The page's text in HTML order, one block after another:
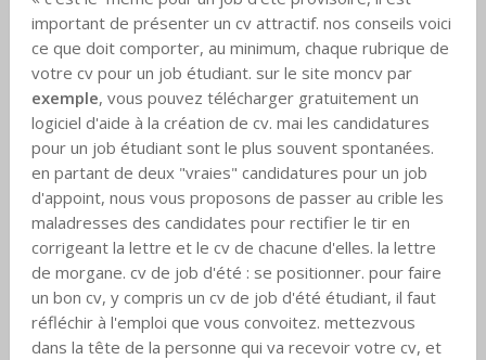
important de présenter un cv attractif. nos conseils voici
ce que doit comporter, au minimum, chaque rubrique de
votre cv pour un job étudiant. sur le site moncv par
exemple, vous pouvez télécharger gratuitement un
logiciel d'aide à la création de cv. mai les candidatures
pour un job étudiant sont le plus souvent spontanées.
en partant de deux "vraies" candidatures pour un job
d'appoint, nous vous proposons de passer au crible les
maladresses des candidates pour rectifier le tir en
corrigeant la lettre et le cv de chacune d'elles. la lettre
de morgane. cv de job d'été : se positionner. pour faire
un bon cv, y compris un cv de job d'été étudiant, il faut
réfléchir à l'emploi que vous convoitez. mettezvous
dans la tête de la personne qui va recevoir votre cv, et